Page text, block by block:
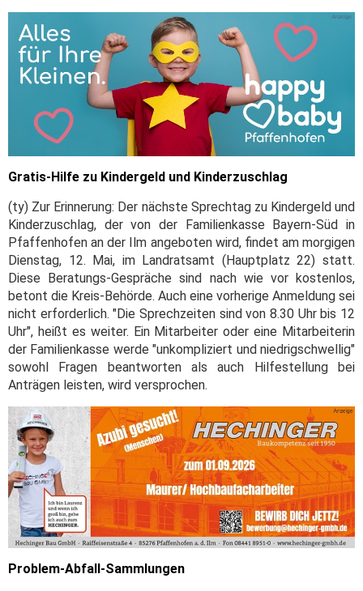
Gratis-Hilfe zu Kindergeld und Kinderzuschlag
(ty) Zur Erinnerung: Der nächste Sprechtag zu Kindergeld und
Kinderzuschlag, der von der Familienkasse Bayern-Süd in
Pfaffenhofen an der Ilm angeboten wird, findet am morgigen
Dienstag, 12. Mai, im Landratsamt (Hauptplatz 22) statt.
Diese Beratungs-Gespräche sind nach wie vor kostenlos,
betont die Kreis-Behörde. Auch eine vorherige Anmeldung sei
nicht erforderlich. "Die Sprechzeiten sind von 8.30 Uhr bis 12
Uhr", heißt es weiter. Ein Mitarbeiter oder eine Mitarbeiterin
der Familienkasse werde "unkompliziert und niedrigschwellig"
sowohl Fragen beantworten als auch Hilfestellung bei
Anträgen leisten, wird versprochen.
Problem-Abfall-Sammlungen